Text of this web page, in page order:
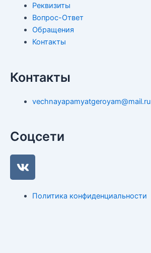
Реквизиты
Вопрос-Ответ
Обращения
Контакты
Контакты
vechnayapamyatgeroyam@mail.ru
Соцсети
V
k
Политика конфиденциальности